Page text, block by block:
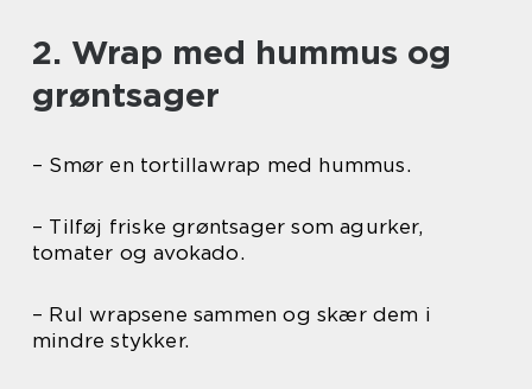
2. Wrap med hummus og
grøntsager
– Smør en tortillawrap med hummus.
– Tilføj friske grøntsager som agurker,
tomater og avokado.
– Rul wrapsene sammen og skær dem i
mindre stykker.